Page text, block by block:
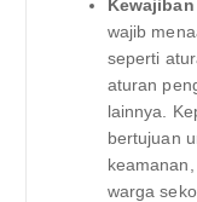
wajib
seperti
aturan
lainnya.
bertujuan
warga